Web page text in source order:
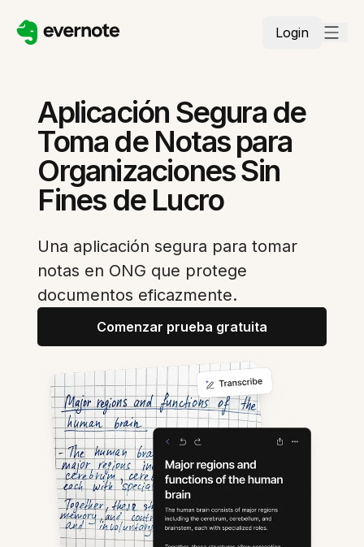
Login
Aplicación Segura de
Toma de Notas para
Organizaciones Sin
Fines de Lucro
Una aplicación segura para tomar
notas en ONG que protege
documentos eficazmente.
Comenzar prueba gratuita